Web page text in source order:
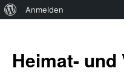
Über
Anmelden
springen
Heimat-